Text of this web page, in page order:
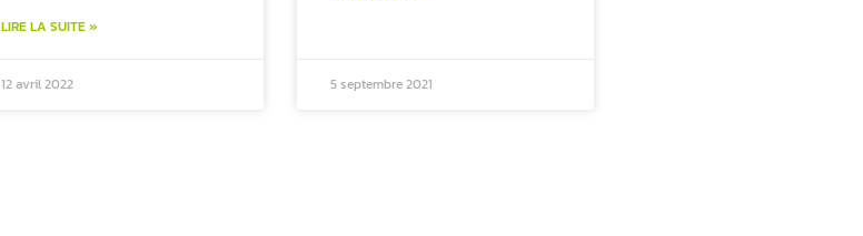
LIRE LA SUITE »
12 avril 2022 5 septembre 2021